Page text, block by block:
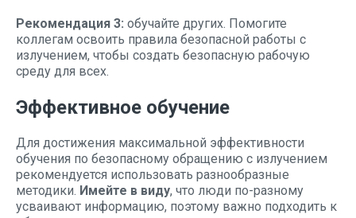
Рекомендация 3: обучайте других. Помогите
коллегам освоить правила безопасной работы с
излучением, чтобы создать безопасную рабочую
среду для всех.
Эффективное обучение
Для достижения максимальной эффективности
обучения по безопасному обращению с излучением
рекомендуется использовать разнообразные
методики. Имейте в виду, что люди по-разному
усваивают информацию, поэтому важно подходить к